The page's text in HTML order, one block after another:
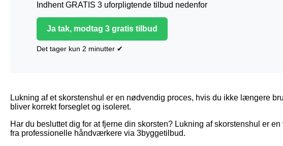
Indhent GRATIS 3 uforpligtende tilbud nedenfor
Ja tak, modtag 3 gratis tilbud
Det tager kun 2 minutter ✔
Lukning af et skorstenshul er en nødvendig proces, hvis du ikke længere
bliver korrekt forseglet og isoleret.
Har du besluttet dig for at fjerne din skorsten? Lukning af skorstenshul er
fra professionelle håndværkere via 3byggetilbud.